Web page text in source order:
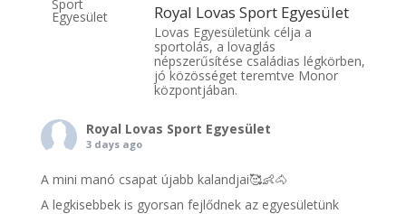
Royal Lovas Sport Egyesület
Lovas Egyesületünk célja a
sportolás, a lovaglás
népszerűsítése családias légkörben,
jó közösséget teremtve Monor
központjában.
Royal Lovas Sport Egyesület
3 days ago
A mini manó csapat újabb kalandjai🥰👶🐴
A legkisebbek is gyorsan fejlődnek az egyesületünk